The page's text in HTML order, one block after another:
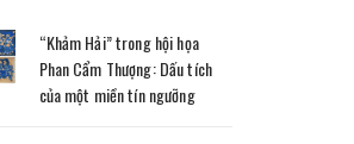
“Khảm Hải” trong hội họa
Phan Cẩm Thượng: Dấu tích
của một miền tín ngưỡng